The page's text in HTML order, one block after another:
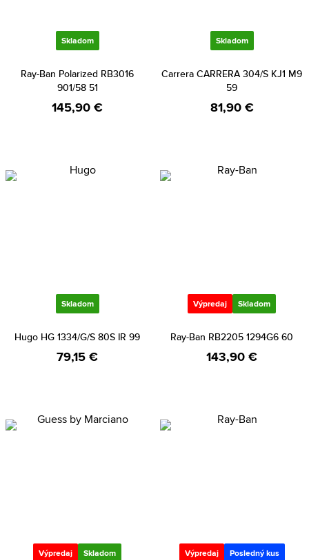
Skladom
Ray-Ban Polarized RB3016
901/58 51
145,90 €
Skladom
Carrera CARRERA 304/S KJ1 M9
59
81,90 €
Skladom
Hugo HG 1334/G/S 80S IR 99
79,15 €
Výpredaj Skladom
Ray-Ban RB2205 1294G6 60
143,90 €
Výpredaj Skladom Výpredaj Posledný kus